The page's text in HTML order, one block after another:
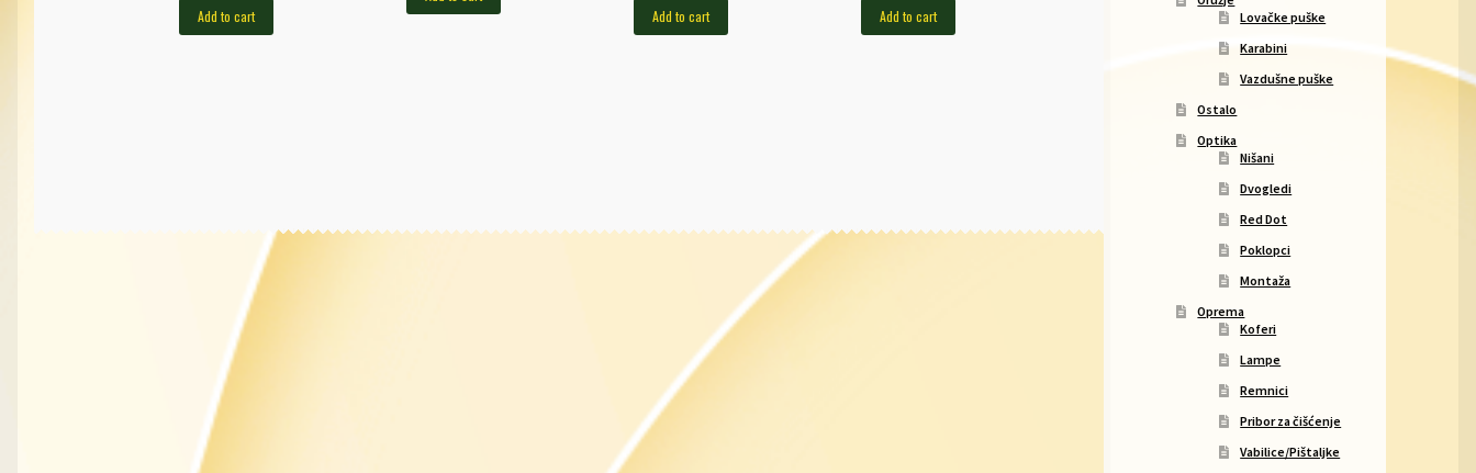
Add to cart Add to cart Add to cart
Lovačke puške
Karabini
Vazdušne puške
Ostalo
Optika
Nišani
Dvogledi
Red Dot
Poklopci
Montaža
Oprema
Koferi
Lampe
Remnici
Pribor za čišćenje
Vabilice/Pištaljke